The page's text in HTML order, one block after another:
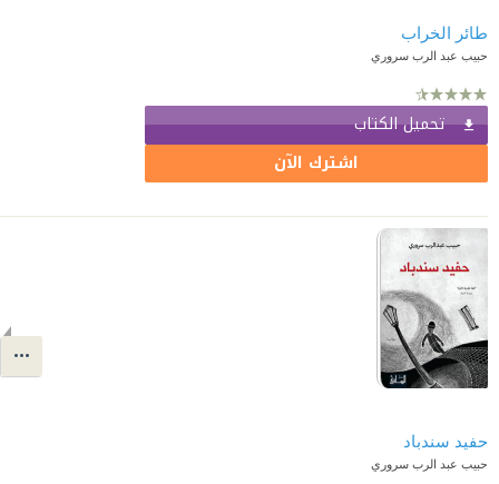
طائر الخراب
حبيب عبد الرب سروري
تحميل الكتاب
اشترك الآن
حفيد سندباد
حبيب عبد الرب سروري